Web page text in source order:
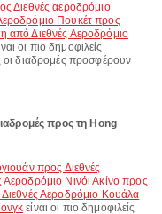
Διεθνές αεροδρόμιο
Πουκέτ προς
από Διεθνές Αεροδρόμιο
οι πιο δημοφιλείς
διαδρομές προσφέρουν
προς τη Hong
προς Διεθνές
Νινόι Ακίνο προς
Αεροδρόμιο Κουάλα
είναι οι πιο δημοφιλείς